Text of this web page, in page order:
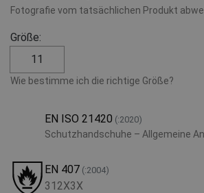
Fotografie vom tatsächlichen Produkt
Größe:
11
Wie bestimme ich die richtige Größe?
EN ISO 21420 (:2020)
Schutzhandschuhe – Allgemeine
EN 407 (:2004)
312X3X